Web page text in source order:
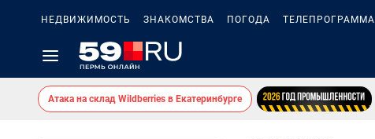
НЕДВИЖИМОСТЬ ЗНАКОМСТВА ПОГОДА ТЕЛЕПРОГРАММА
Атака на склад Wildberries в Екатеринбурге